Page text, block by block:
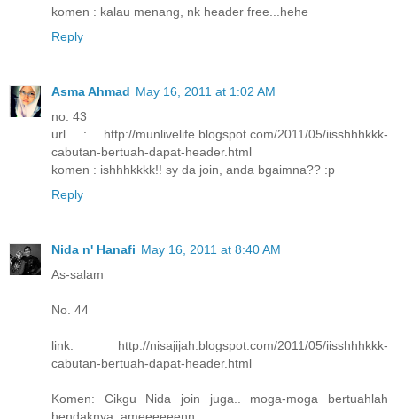
komen : kalau menang, nk header free...hehe
Reply
Asma Ahmad May 16, 2011 at 1:02 AM
no. 43
url : http://munlivelife.blogspot.com/2011/05/iisshhhkkk-
cabutan-bertuah-dapat-header.html
komen : ishhhkkkk!! sy da join, anda bgaimna?? :p
Reply
Nida n' Hanafi May 16, 2011 at 8:40 AM
As-salam
No. 44
link: http://nisajijah.blogspot.com/2011/05/iisshhhkkk-
cabutan-bertuah-dapat-header.html
Komen: Cikgu Nida join juga.. moga-moga bertuahlah